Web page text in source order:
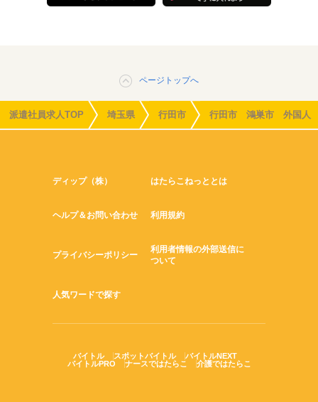
ページトップへ
派遣社員求人TOP 埼玉県 行田市 行田市 鴻巣市 外国人
ディップ（株） はたらこねっととは
ヘルプ＆お問い合わせ 利用規約
プライバシーポリシー
利用者情報の外部送信に
ついて
人気ワードで探す
バイトル スポットバイトル
バイトルNEXT
バイトルPRO
ナースではたらこ 介護ではたらこ